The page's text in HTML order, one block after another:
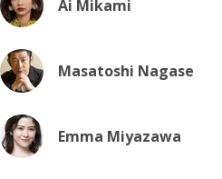
Ai Mikami
Masatoshi Nagase
Emma Miyazawa